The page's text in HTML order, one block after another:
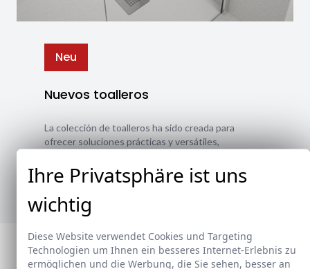
Neu
Nuevos toalleros
La colección de toalleros ha sido creada para
ofrecer soluciones prácticas y versátiles,
Ver nuevos toalleros
Ihre Privatsphäre ist uns
wichtig
Diese Website verwendet Cookies und Targeting
Technologien um Ihnen ein besseres Internet-Erlebnis zu
ermöglichen und die Werbung, die Sie sehen, besser an